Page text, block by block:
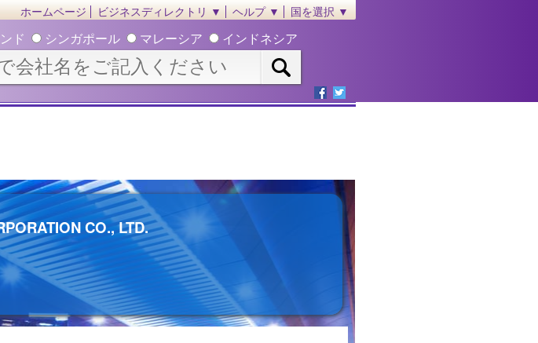
ホームページ ビジネスディレクトリ ▼ ヘルプ ▼ 国を選択 ▼
ド シンガポール マレーシア インドネシア
CO., LTD.